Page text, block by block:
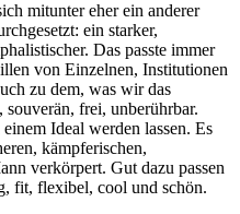
mitunter eher ein anderer
ein starker,
Das passte immer
von Einzelnen, Institutionen
zu dem, was wir das
frei, unberührbar.
Ideal werden lassen. Es
kämpferischen,
verkörpert. Gut dazu passen
fit, flexibel, cool und schön.